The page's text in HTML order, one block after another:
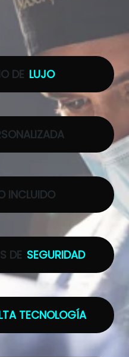
DE LUJO
INCLUIDO
DE SEGURIDAD
TECNOLOGÍA